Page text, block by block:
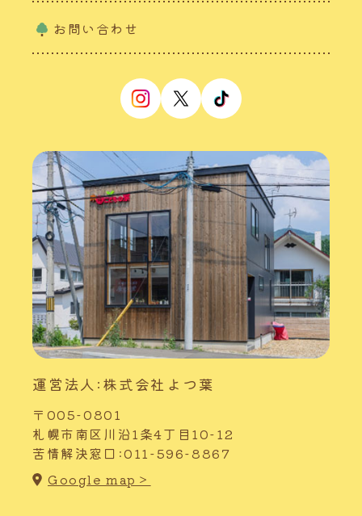
お問い合わせ
運営法人:株式会社よつ葉
〒005-0801
札幌市南区川沿1条4丁目10-12
苦情解決窓口:011-596-8867
Google map＞